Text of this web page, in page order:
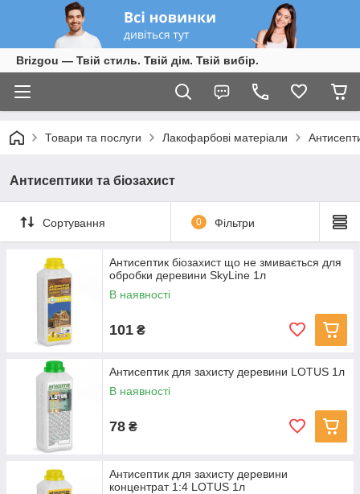
Brizgou — Твій стиль. Твій дім. Твій вибір.
Товари та послуги Лакофарбові матеріали
Антисептики та біозахист
Сортування 0 Фільтри
Антисептик біозахист що не змивається для
обробки деревини SkyLine 1л
В наявності
101 ₴
Антисептик для захисту деревини LOTUS 1л
В наявності
78 ₴
Антисептик для захисту деревини
концентрат 1:4 LOTUS 1л